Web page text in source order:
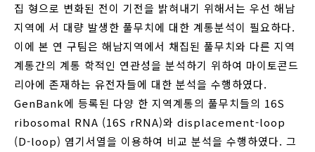
집 형으로 변화된 전이 기전을 밝혀내기 위해서는 우선 해남
지역에 서 대량 발생한 풀무치에 대한 계통분석이 필요하다.
이에 본 연 구팀은 해남지역에서 채집된 풀무치와 다른 지역
계통간의 계통 학적인 연관성을 분석하기 위하여 마이토콘드
리아에 존재하는 유전자들에 대한 분석을 수행하였다.
GenBank에 등록된 다양 한 지역계통의 풀무치들의 16S
ribosomal RNA (16S rRNA)와 displacement-loop
(D-loop) 염기서열을 이용하여 비교 분석을 수행하였다. 그